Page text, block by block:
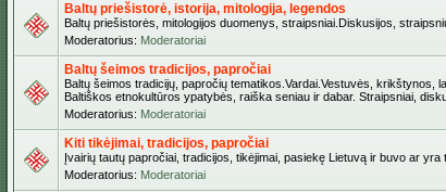
Baltų priešistorė, istorija, mitologija, legendos
Baltų priešistorės, mitologijos duomenys, straipsniai.Diskusijos,
Moderatorius: Moderatoriai
Baltų šeimos tradicijos, papročiai
Baltų šeimos tradicijų, papročių tematikos.Vardai.Vestuvės, krikštynos,
Baltiškos etnokultūros ypatybės, raiška seniau ir dabar. Straipsniai,
Moderatorius: Moderatoriai
Kiti tikėjimai, tradicijos, papročiai
Įvairių tautų papročiai, tradicijos, tikėjimai, pasiekę Lietuvą ir buvo ar yra
Moderatorius: Moderatoriai